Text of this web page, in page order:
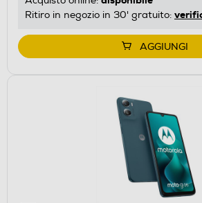
Ritiro in negozio in 30' gratuito:
AGGIUNGI